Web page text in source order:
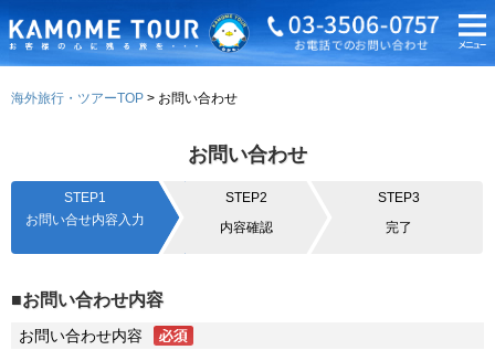
海外旅行・ツアーTOP お問い合わせ
お問い合わせ
STEP1
お問い合せ内容入力
STEP2
内容確認
STEP3
完了
■お問い合わせ内容
お問い合わせ内容